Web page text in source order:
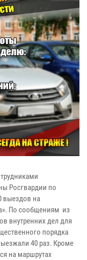
Росгвардии по
выездов на
По сообщениям из
внутренних дел для
порядка
40 раз. Кроме
на маршрутах